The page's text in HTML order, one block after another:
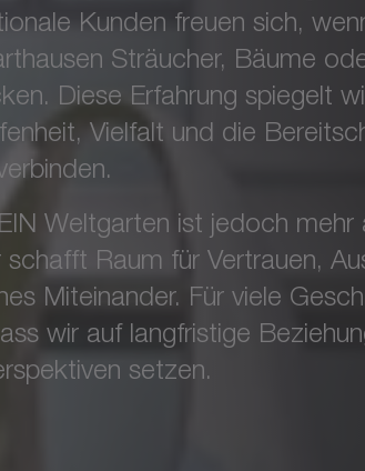
Kunden freuen sich,
Sträucher, Bäume
Diese Erfahrung spiegelt
Vielfalt und die
Weltgarten ist jedoch
schafft Raum für Vertrauen,
Miteinander. Für viele
wir auf langfristige
setzen.